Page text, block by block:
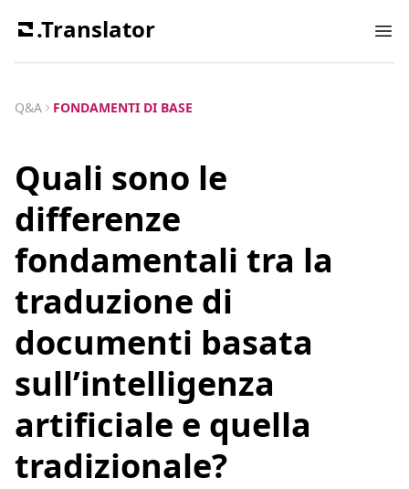
.Translator
Q&A FONDAMENTI DI BASE
Quali sono le
differenze
fondamentali tra la
traduzione di
documenti basata
sull’intelligenza
artificiale e quella
tradizionale?